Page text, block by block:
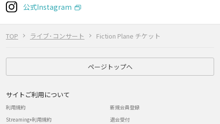
TOP ライブ･コンサート Fiction Plane チケット
公式Instagram
ページトップへ
サイトご利用について
利用規約
Streaming+利用規約
新規会員登録
退会受付